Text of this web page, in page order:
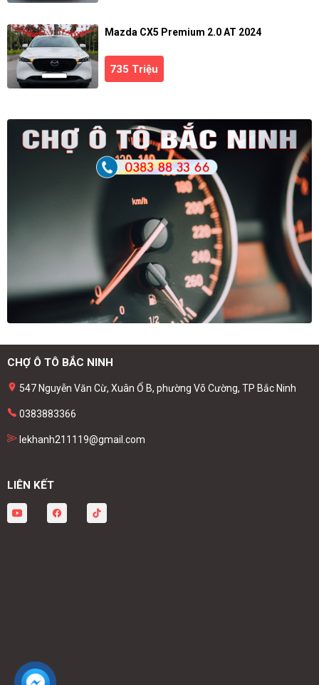
Mazda CX5 Premium 2.0 AT 2024
735 Triệu
CHỢ Ô TÔ BẮC NINH
547 Nguyễn Văn Cừ, Xuân Ổ B, phường Võ Cường, TP Bắc Ninh
0383883366
lekhanh211119@gmail.com
LIÊN KẾT